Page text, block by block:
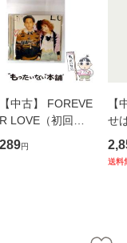
【中古】 FOREVE
R LOVE（初回生
産限定盤） / 清水
翔太×加藤ミリヤ /
289円
【
せ
タ
送料